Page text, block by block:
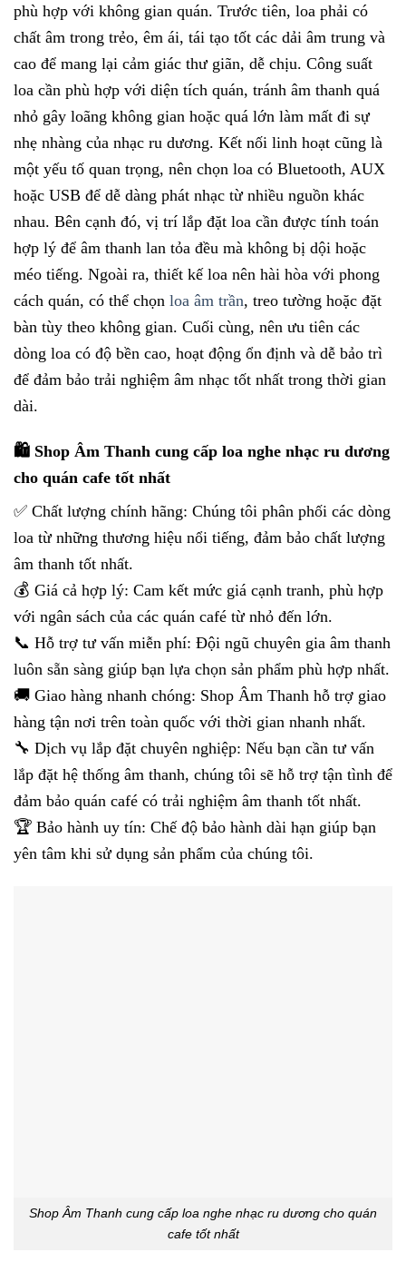
phù hợp với không gian quán. Trước tiên, loa phải có
chất âm trong trẻo, êm ái, tái tạo tốt các dải âm trung và
cao để mang lại cảm giác thư giãn, dễ chịu. Công suất
loa cần phù hợp với diện tích quán, tránh âm thanh quá
nhỏ gây loãng không gian hoặc quá lớn làm mất đi sự
nhẹ nhàng của nhạc ru dương. Kết nối linh hoạt cũng là
một yếu tố quan trọng, nên chọn loa có Bluetooth, AUX
hoặc USB để dễ dàng phát nhạc từ nhiều nguồn khác
nhau. Bên cạnh đó, vị trí lắp đặt loa cần được tính toán
hợp lý để âm thanh lan tỏa đều mà không bị dội hoặc
méo tiếng. Ngoài ra, thiết kế loa nên hài hòa với phong
cách quán, có thể chọn loa âm trần, treo tường hoặc đặt
bàn tùy theo không gian. Cuối cùng, nên ưu tiên các
dòng loa có độ bền cao, hoạt động ổn định và dễ bảo trì
để đảm bảo trải nghiệm âm nhạc tốt nhất trong thời gian
dài.
🛍️ Shop Âm Thanh cung cấp loa nghe nhạc ru dương
cho quán cafe tốt nhất
✅ Chất lượng chính hãng: Chúng tôi phân phối các dòng
loa từ những thương hiệu nổi tiếng, đảm bảo chất lượng
âm thanh tốt nhất.
💰 Giá cả hợp lý: Cam kết mức giá cạnh tranh, phù hợp
với ngân sách của các quán café từ nhỏ đến lớn.
📞 Hỗ trợ tư vấn miễn phí: Đội ngũ chuyên gia âm thanh
luôn sẵn sàng giúp bạn lựa chọn sản phẩm phù hợp nhất.
🚚 Giao hàng nhanh chóng: Shop Âm Thanh hỗ trợ giao
hàng tận nơi trên toàn quốc với thời gian nhanh nhất.
🔧 Dịch vụ lắp đặt chuyên nghiệp: Nếu bạn cần tư vấn
lắp đặt hệ thống âm thanh, chúng tôi sẽ hỗ trợ tận tình để
đảm bảo quán café có trải nghiệm âm thanh tốt nhất.
🏆 Bảo hành uy tín: Chế độ bảo hành dài hạn giúp bạn
yên tâm khi sử dụng sản phẩm của chúng tôi.
Shop Âm Thanh cung cấp loa nghe nhạc ru dương cho quán
cafe tốt nhất